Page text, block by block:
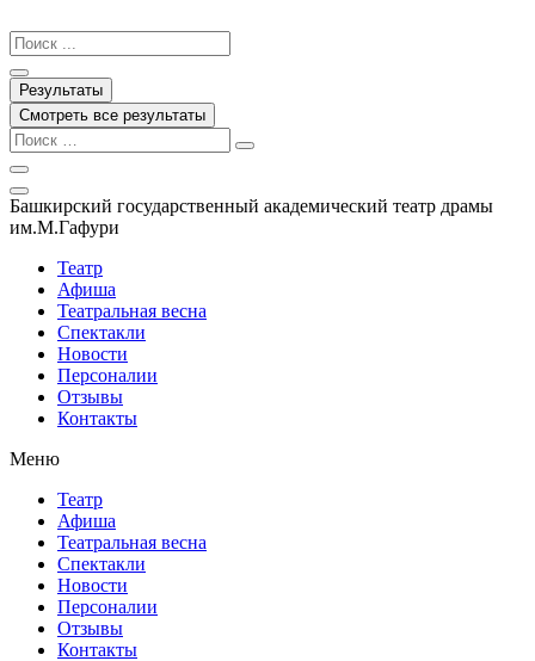
к
содержимому
Search
...
Результаты
Смотреть все результаты
Башкирский государственный академический театр драмы
им.М.Гафури
Театр
Афиша
Театральная весна
Спектакли
Новости
Персоналии
Отзывы
Контакты
Меню
Театр
Афиша
Театральная весна
Спектакли
Новости
Персоналии
Отзывы
Контакты